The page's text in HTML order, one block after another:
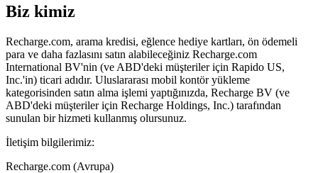
Biz kimiz
Recharge.com, arama kredisi, eğlence hediye kartları, ön ödemeli
para ve daha fazlasını satın alabileceğiniz Recharge.com
International BV'nin (ve ABD'deki müşteriler için Rapido US,
Inc.'in) ticari adıdır. Uluslararası mobil kontör yükleme
kategorisinden satın alma işlemi yaptığınızda, Recharge BV (ve
ABD'deki müşteriler için Recharge Holdings, Inc.) tarafından
sunulan bir hizmeti kullanmış olursunuz.
İletişim bilgilerimiz:
Recharge.com (Avrupa)